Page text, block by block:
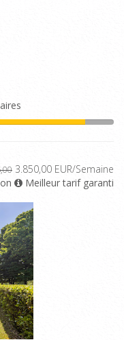
3.850,00 EUR/Semaine
Meilleur tarif garanti